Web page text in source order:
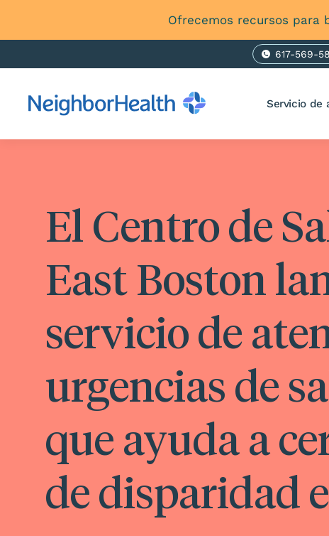
Ofrecemos recursos para
617-569-
Servicio de
El Centro de
East Boston
servicio de
urgencias de
que ayuda a
de disparidad